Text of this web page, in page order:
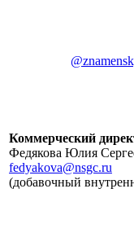
Коммерческий
Федякова Юлия
fedyakova@nsgc.ru
(добавочный